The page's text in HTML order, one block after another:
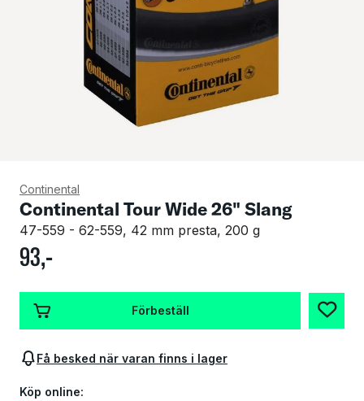
Continental
Continental Tour Wide 26" Slang
47-559 - 62-559, 42 mm presta, 200 g
93,-
Förbeställ
Få besked när varan finns i lager
Köp online: